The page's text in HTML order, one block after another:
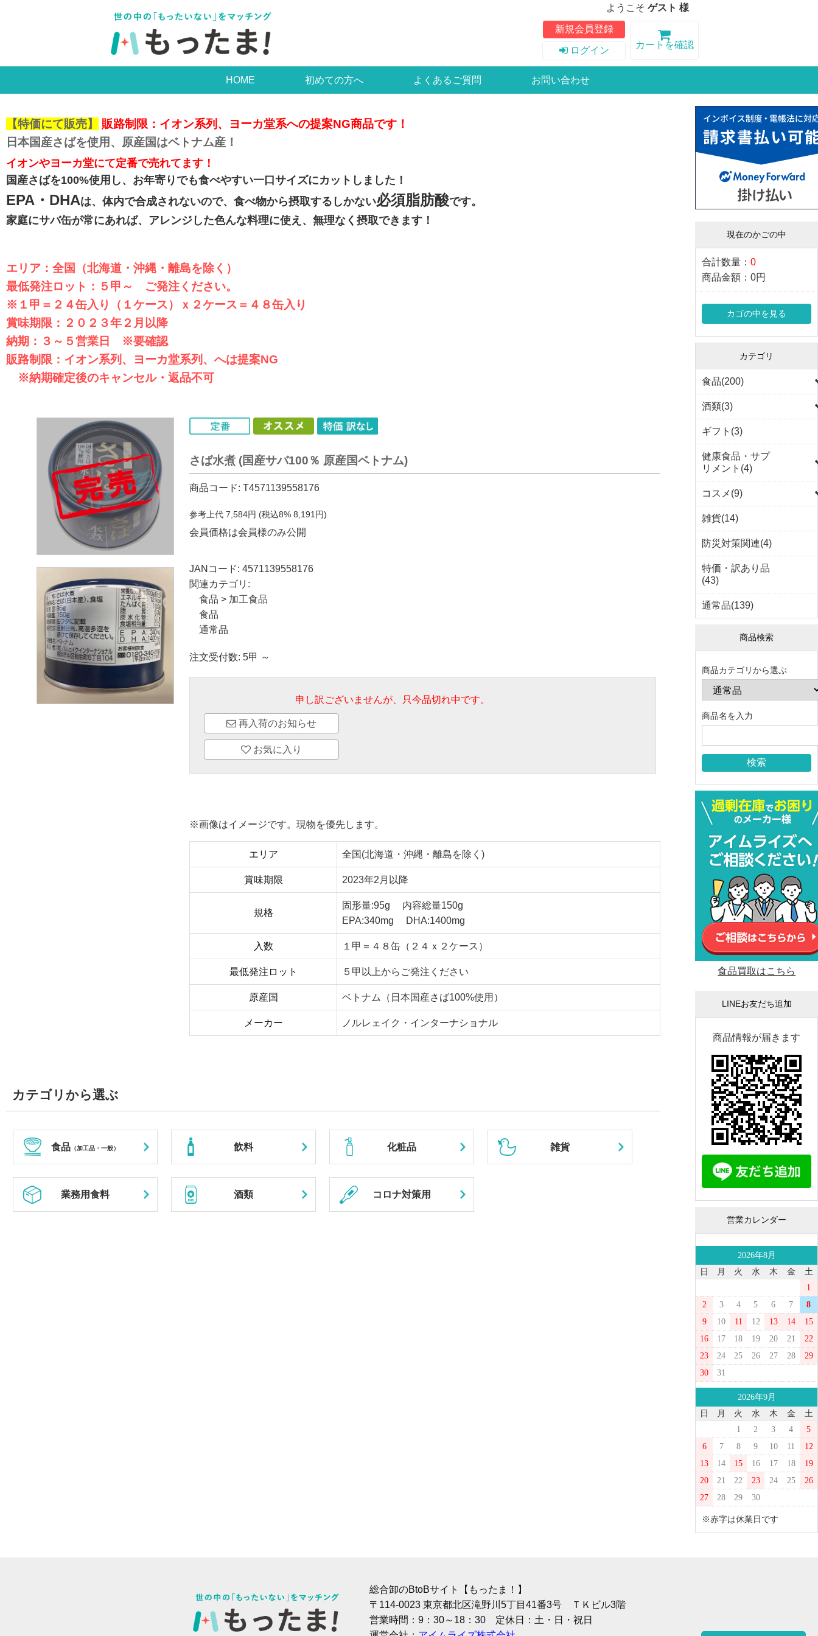
ようこそ ゲスト 様
新規会員登録
ログイン
カートを確認
HOME 初めての方へ よくあるご質問 お問い合わせ
【特価にて販売】
販路制限：イオン系列、ヨーカ堂系への提案NG商品です！
日本国産さばを使用、原産国はベトナム産！
イオンやヨーカ堂にて定番で売れてます！
国産さばを100%使用し、お年寄りでも食べやすい一口サイズにカットしました！
EPA・DHAは、体内で合成されないので、食べ物から摂取するしかない必須脂肪酸です。
家庭にサバ缶が常にあれば、アレンジした色んな料理に使え、無理なく摂取できます！
エリア：全国（北海道・沖縄・離島を除く）
最低発注ロット：５甲～ ご発注ください。
※１甲＝２４缶入り（１ケース）ｘ２ケース＝４８缶入り
賞味期限：２０２３年２月以降
納期：３～５営業日 ※要確認
販路制限：イオン系列、ヨーカ堂系列、へは提案NG
※納期確定後のキャンセル・返品不可
さば水煮 (国産サバ100％ 原産国ベトナム)
商品コード: T4571139558176
参考上代 7,584円 (税込8%8,191円)
会員価格は会員様のみ公開
JANコード: 4571139558176
関連カテゴリ:
食品 > 加工食品
食品
通常品
注文受付数: 5甲 ～
申し訳ございませんが、只今品切れ中です。
再入荷のお知らせ
お気に入り
※画像はイメージです。現物を優先します。
エリア 全国(北海道・沖縄・離島を除く)
賞味期限 2023年2月以降
規格
固形量:95g 内容総量150g
EPA:340mg DHA:1400mg
入数 １甲＝４８缶（２４ｘ２ケース）
最低発注ロット ５甲以上からご発注ください
原産国 ベトナム（日本国産さば100%使用）
メーカー ノルレェイク・インターナショナル
カテゴリから選ぶ
食品 （加工品・一般） 飲料 化粧品 雑貨
業務用食料 酒類 コロナ対策用
現在のかごの中
合計数量：0
商品金額：0円
カゴの中を見る
カテゴリ
食品(200)
酒類(3)
ギフト(3)
健康食品・サプ
リメント(4)
コスメ(9)
雑貨(14)
防災対策関連(4)
特価・訳あり品
(43)
通常品(139)
商品検索
商品カテゴリから選ぶ
商品名を入力
食品買取はこちら
LINEお友だち追加
商品情報が届きます
営業カレンダー
2026年8月
日
月 火 水 木 金
土
1
2
3 4 5 6 7
8
9
10 11 12 13 14
15
16
17 18 19 20 21
22
23
24 25 26 27 28
29
30
31
2026年9月
日
月 火 水 木 金
土
1
2 3 4
5
6
7 8 9 10 11
12
13
14 15 16 17 18
19
20
21 22 23 24 25
26
27
28 29 30
※赤字は休業日です
総合卸のBtoBサイト【もったま！】
〒114-0023 東京都北区滝野川5丁目41番3号 ＴＫビル3階
営業時間：9：30～18：30 定休日：土・日・祝日